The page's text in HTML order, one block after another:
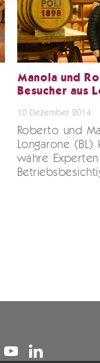
Manola und
Besucher aus
10 Dezember 2014
Roberto und
Longarone (BL)
wahre